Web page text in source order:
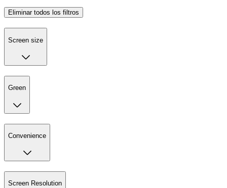
Eliminar todos los filtros
Screen size
Green
Convenience
Screen Resolution